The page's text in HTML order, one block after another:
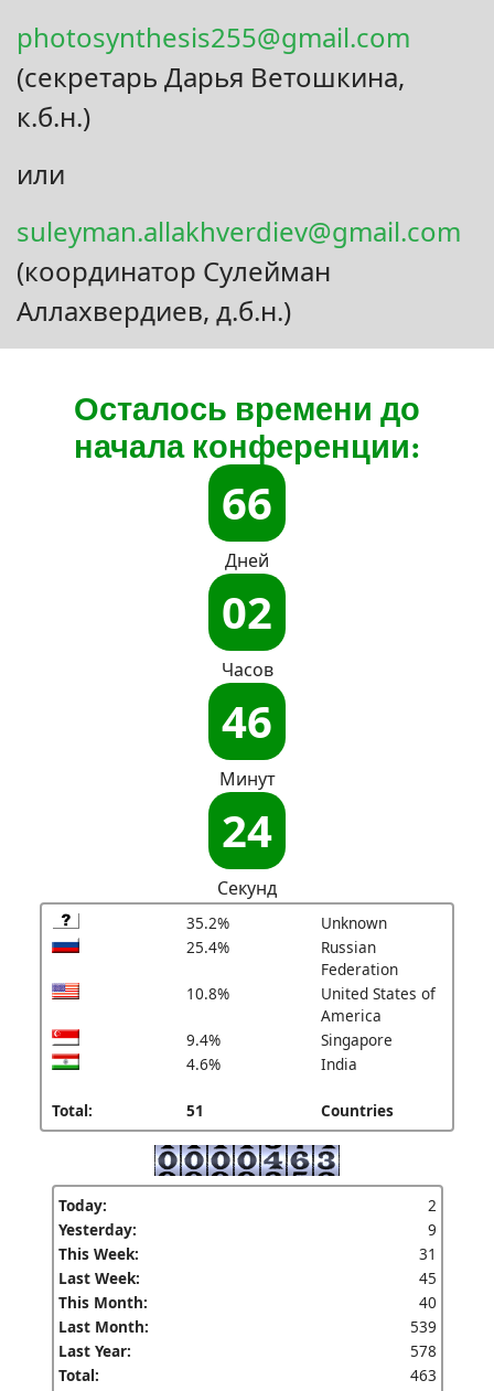
photosynthesis255@gmail.com
(секретарь Дарья Ветошкина,
к.б.н.)
или
suleyman.allakhverdiev@gmail.com
(координатор Сулейман
Аллахвердиев, д.б.н.)
Осталось времени до
начала конференции:
66
Дней
02
Часов
46
Минут
23
Секунд
35.2%
Unknown
25.4%
Russian
Federation
10.8%
United States of
America
9.4%
Singapore
4.6%
India
Total: 51 Countries
Today:
2
Yesterday:
9
This Week:
31
Last Week:
45
This Month:
40
Last Month:
539
Last Year:
578
Total:
463